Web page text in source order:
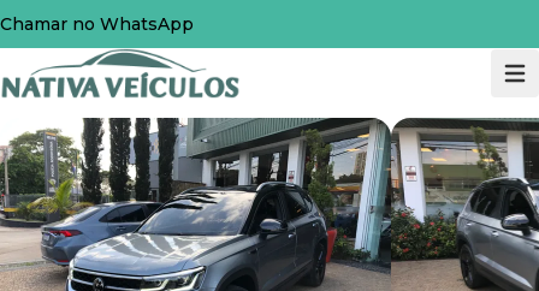
Chamar no WhatsApp